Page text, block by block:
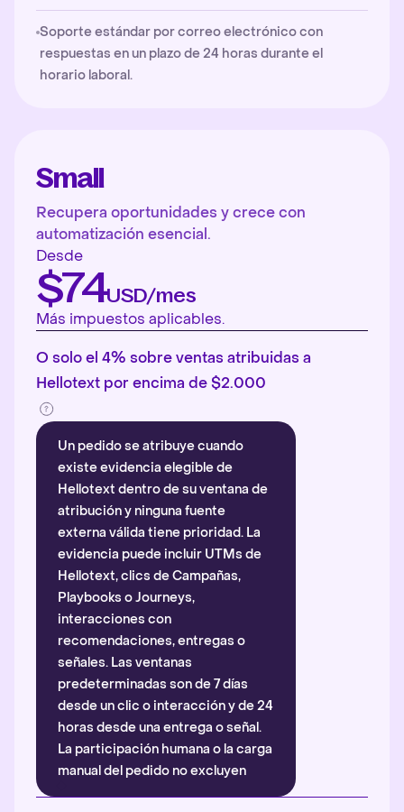
Soporte estándar por correo electrónico con
respuestas en un plazo de 24 horas durante el
horario laboral.
Small
Recupera oportunidades y crece con
automatización esencial.
Desde
$74USD/mes
Más impuestos aplicables.
O solo el 4% sobre ventas atribuidas a
Hellotext por encima de $2.000
Un pedido se atribuye cuando
existe evidencia elegible de
Hellotext dentro de su ventana de
atribución y ninguna fuente
externa válida tiene prioridad. La
evidencia puede incluir UTMs de
Hellotext, clics de Campañas,
Playbooks o Journeys,
interacciones con
recomendaciones, entregas o
señales. Las ventanas
predeterminadas son de 7 días
desde un clic o interacción y de 24
horas desde una entrega o señal.
La participación humana o la carga
manual del pedido no excluyen
automáticamente la atribución.